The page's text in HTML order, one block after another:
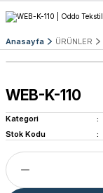
Anasayfa ÜRÜNLER
WEB-K-110
Kategori
Stok Kodu